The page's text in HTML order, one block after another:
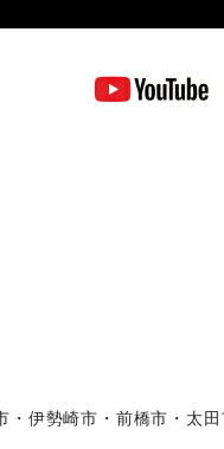
・伊勢崎市・前橋市・太